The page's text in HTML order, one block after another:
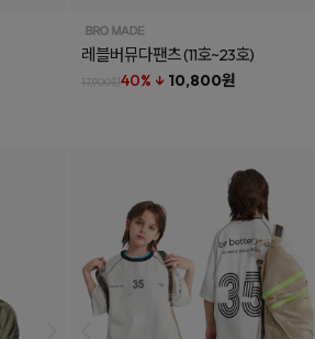
레블버뮤다팬츠(11호~23호)
17,900원40% ↓ 10,800원